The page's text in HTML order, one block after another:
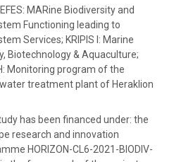
MARine Biodiversity and
Functioning leading to
Services; KRIPIS I: Marine
Biotechnology & Aquaculture;
Monitoring program of the
treatment plant of Heraklion
has been financed under: the
research and innovation
HORIZON-CL6-2021-BIODIV-